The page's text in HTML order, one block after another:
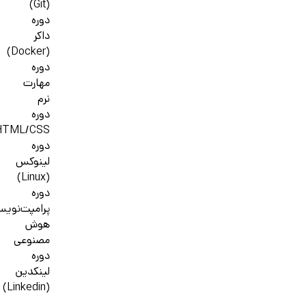
(Git)
دوره
داکر
(Docker)
دوره
مهارت
نرم
دوره
CSS
دوره
لینوکس
(Linux)
دوره
هوش
مصنوعی
دوره
لینکدین
(Linkedin)